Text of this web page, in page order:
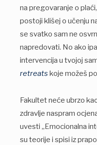
na pregovaranje o
postoji klišej o učenju
se svatko sam ne
napredovati. No ako
intervencija u tvojoj
retreats koje možeš
Fakultet neće ubrzo
zdravlje naspram
uvesti „Emocionalna
su teorije i spisi iz